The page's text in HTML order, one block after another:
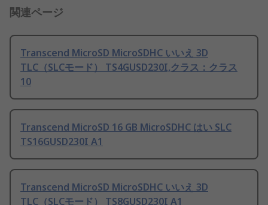
関連ページ
Transcend MicroSD MicroSDHC いいえ 3D
TLC（SLCモード） TS4GUSD230I,クラス：クラス
10
Transcend MicroSD 16 GB MicroSDHC はい SLC
TS16GUSD230I A1
Transcend MicroSD MicroSDHC いいえ 3D
TLC（SLCモード） TS8GUSD230I A1